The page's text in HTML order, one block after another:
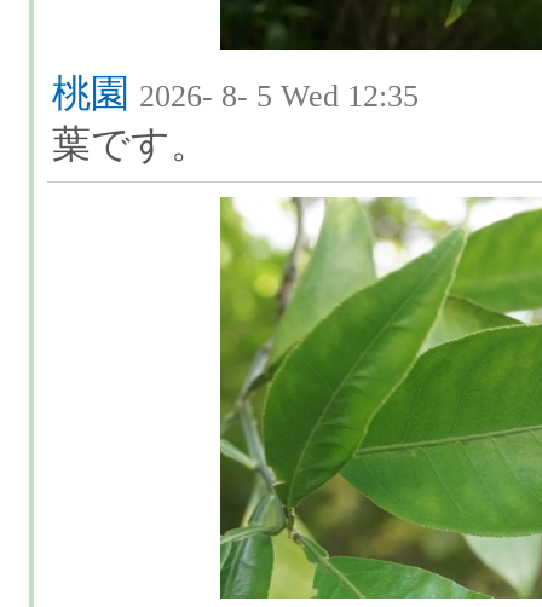
桃園 2026- 8- 5 Wed 12:35
葉です。